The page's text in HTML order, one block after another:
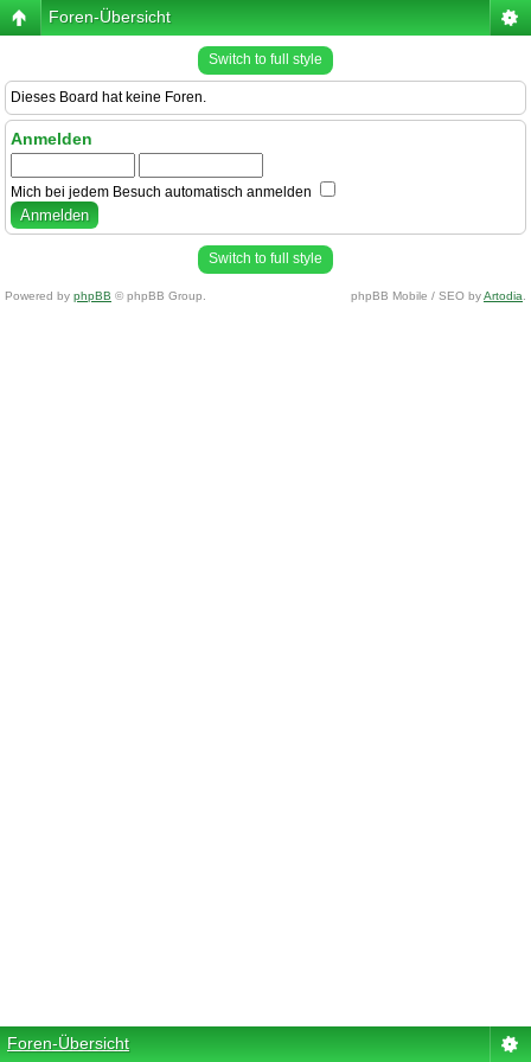
Foren-Übersicht
Switch to full style
Dieses Board hat keine Foren.
Anmelden
Mich bei jedem Besuch automatisch anmelden
Switch to full style
Powered by phpBB © phpBB Group. phpBB Mobile / SEO byArtodia
Foren-Übersicht